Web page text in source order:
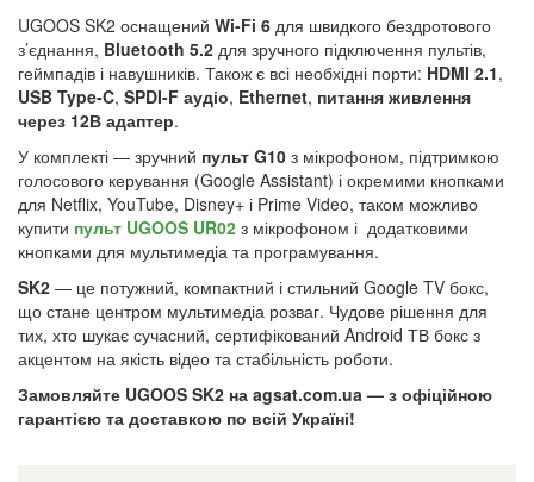
UGOOS SK2 оснащений Wi-Fi 6 для швидкого бездротового
з’єднання, Bluetooth 5.2 для зручного підключення пультів,
геймпадів і навушників. Також є всі необхідні порти: HDMI 2.1,
USB Type-C, SPDI-F аудіо, Ethernet, питання живлення
через 12В адаптер.
У комплекті — зручний пульт G10 з мікрофоном, підтримкою
голосового керування (Google Assistant) і окремими кнопками
для Netflix, YouTube, Disney+ і Prime Video, таком можливо
купити пульт UGOOS UR02 з мікрофоном і додатковими
кнопками для мультимедіа та програмування.
SK2 — це потужний, компактний і стильний Google TV бокс,
що стане центром мультимедіа розваг. Чудове рішення для
тих, хто шукає сучасний, сертифікований Android ТВ бокс з
акцентом на якість відео та стабільність роботи.
Замовляйте UGOOS SK2 на agsat.com.ua — з офіційною
гарантією та доставкою по всій Україні!